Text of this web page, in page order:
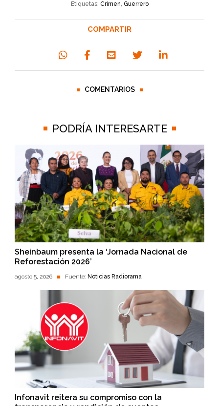
Etiquetas: Crimen, Guerrero
COMPARTIR
COMENTARIOS
PODRÍA INTERESARTE
Sheinbaum presenta la ‘Jornada Nacional de
Reforestación 2026’
agosto 5, 2026 Fuente: Noticias Radiorama
Infonavit reitera su compromiso con la